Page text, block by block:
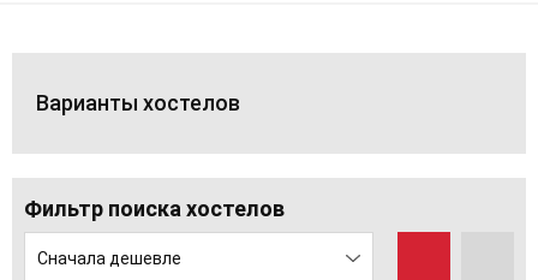
Варианты хостелов
Фильтр поиска хостелов
Сначала дешевле